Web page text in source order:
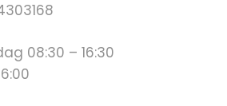
08:30 – 16:30